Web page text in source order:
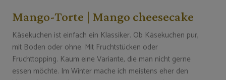
Mango-Torte | Mango cheesecake
Käsekuchen ist einfach ein Klassiker. Ob Käsekuchen pur,
mit Boden oder ohne. Mit Fruchtstücken oder
Fruchttopping. Kaum eine Variante, die man nicht gerne
essen möchte. Im Winter mache ich meistens eher den